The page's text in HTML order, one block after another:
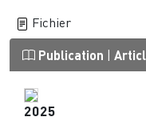
Fichier
Publication
2025